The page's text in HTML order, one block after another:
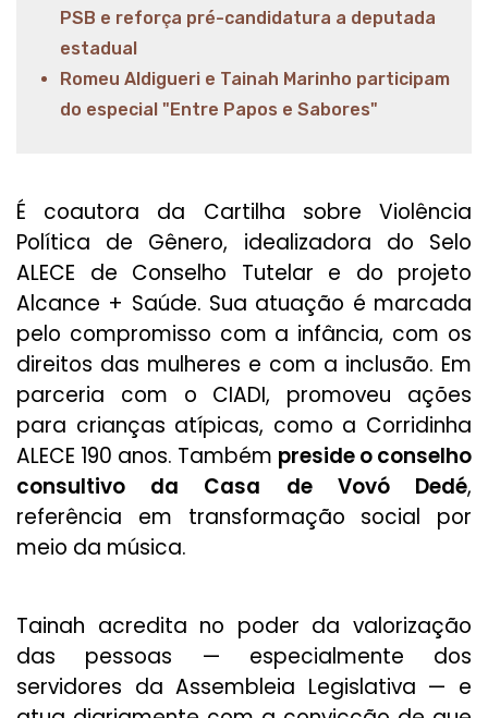
PSB e reforça pré-candidatura a deputada
estadual
Romeu Aldigueri e Tainah Marinho participam
do especial "Entre Papos e Sabores"
É coautora da Cartilha sobre Violência
Política de Gênero, idealizadora do Selo
ALECE de Conselho Tutelar e do projeto
Alcance + Saúde. Sua atuação é marcada
pelo compromisso com a infância, com os
direitos das mulheres e com a inclusão. Em
parceria com o CIADI, promoveu ações
para crianças atípicas, como a Corridinha
ALECE 190 anos. Também preside o conselho
consultivo da Casa de Vovó Dedé,
referência em transformação social por
meio da música.
Tainah acredita no poder da valorização
das pessoas — especialmente dos
servidores da Assembleia Legislativa — e